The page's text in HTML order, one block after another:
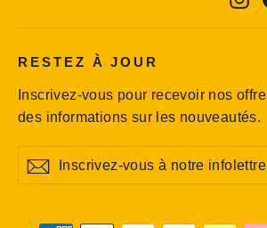
RESTEZ À JOUR
Inscrivez-vous pour recevoir nos
des informations sur les nouveautés.
vous
S'inscrire